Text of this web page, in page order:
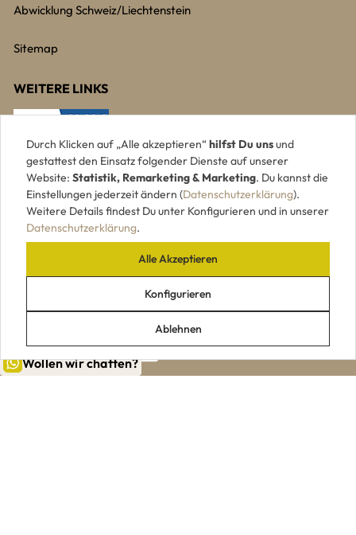
Wollen wir chatten?
Abwicklung Schweiz/Liechtenstein
Sitemap
WEITERE LINKS
UNSERE ZAHLUNGSARTEN
Durch Klicken auf „Alle akzeptieren“ hilfst Du unsund
gestattest den Einsatz folgender Dienste auf unserer
Website: Statistik, Remarketing & Marketing. Du kannst die
Einstellungen jederzeit ändern (Datenschutzerklärung).
Weitere Details findest Du unter Konfigurieren und in unserer
Datenschutzerklärung.
Ablehnen
Konfigurieren
Alle Akzeptieren